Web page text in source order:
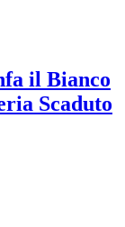
il Bianco
Scaduto